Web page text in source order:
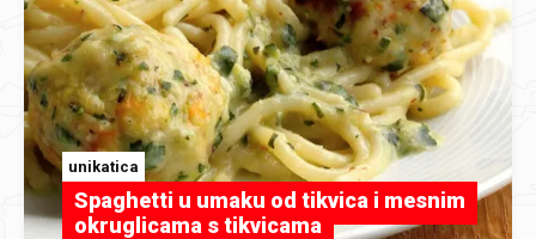
unikatica
Spaghetti u umaku od tikvica i mesnim
okruglicama s tikvicama